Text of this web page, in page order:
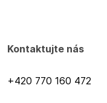
Kontaktujte nás
+420 770 160 472